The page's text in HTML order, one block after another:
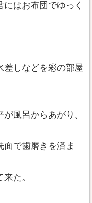
はお布団でゆっく
差しなどを彩の部屋
風呂からあがり、
で歯磨きを済ま
た。